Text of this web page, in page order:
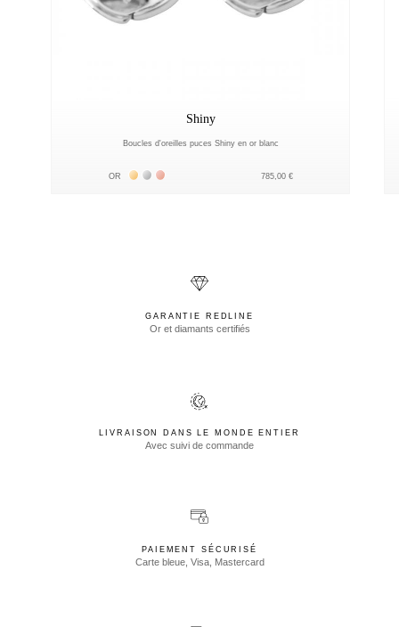
Shiny
Boucles d'oreilles puces Shiny en or blanc
OR Жёлтое золото 18К
Белое золото 18К
Розовое золото 18К 785,00 €
GARANTIE REDLINE
Or et diamants certifiés
LIVRAISON DANS LE MONDE ENTIER
Avec suivi de commande
PAIEMENT SÉCURISÉ
Carte bleue, Visa, Mastercard